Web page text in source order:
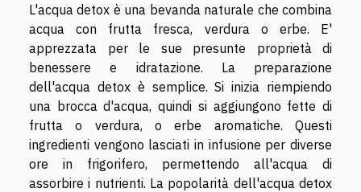
L'acqua detox è una bevanda naturale che combina
acqua con frutta fresca, verdura o erbe. E'
apprezzata per le sue presunte proprietà di
benessere e idratazione. La preparazione
dell'acqua detox è semplice. Si inizia riempiendo
una brocca d'acqua, quindi si aggiungono fette di
frutta o verdura, o erbe aromatiche. Questi
ingredienti vengono lasciati in infusione per diverse
ore in frigorifero, permettendo all'acqua di
assorbire i nutrienti. La popolarità dell'acqua detox